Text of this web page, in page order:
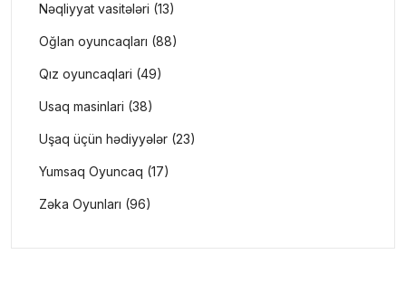
Nəqliyyat vasitələri (13)
Oğlan oyuncaqları (88)
Qız oyuncaqlari (49)
Usaq masinlari (38)
Uşaq üçün hədiyyələr (23)
Yumsaq Oyuncaq (17)
Zəka Oyunları (96)